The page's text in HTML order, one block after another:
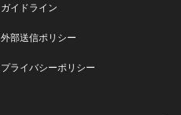
ガイドライン
外部送信ポリシー
プライバシーポリシー